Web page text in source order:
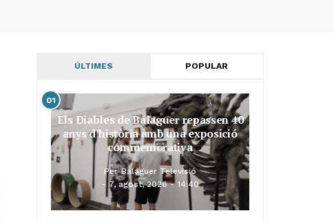
ÚLTIMES POPULAR
01
Els Diables de Balaguer repassen 40
anys d’història amb una exposició
commemorativa
Per Balaguer Televisió
7, agost, 2026 - 14:40